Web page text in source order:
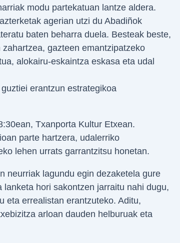
modu partekatuan lantze aldera.
agerian utzi du Abadiñok
baten beharra duela. Besteak beste,
gazteen emantzipatzeko
alokairu-eskaintza eskasa eta udal
erantzun estrategikoa
Txanporta Kultur Etxean.
parte hartzera, udalerriko
lehen urrats garrantzitsu honetan.
neurriak lagundu egin dezaketela gure
hori sakontzen jarraitu nahi dugu,
eta errealistan erantzuteko. Aditu,
arloan dauden helburuak eta